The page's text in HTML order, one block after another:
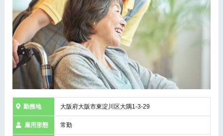
勤務地 大阪府大阪市東淀川区大隅1-3-29
雇用形態 常勤